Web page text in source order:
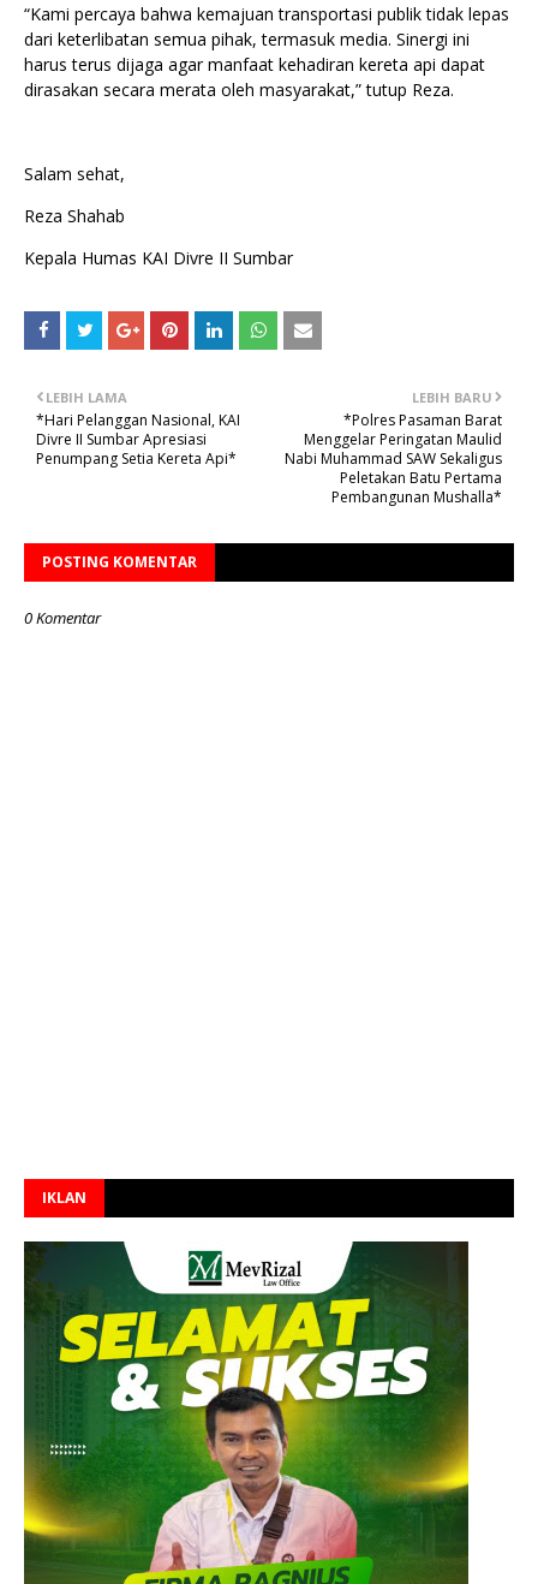
“Kami percaya bahwa kemajuan transportasi publik tidak lepas
dari keterlibatan semua pihak, termasuk media. Sinergi ini
harus terus dijaga agar manfaat kehadiran kereta api dapat
dirasakan secara merata oleh masyarakat,” tutup Reza.
Salam sehat,
Reza Shahab
Kepala Humas KAI Divre II Sumbar
LEBIH BARU
*Polres Pasaman Barat
Menggelar Peringatan Maulid
Nabi Muhammad SAW Sekaligus
Peletakan Batu Pertama
Pembangunan Mushalla*
LEBIH LAMA
*Hari Pelanggan Nasional, KAI
Divre II Sumbar Apresiasi
Penumpang Setia Kereta Api*
POSTING KOMENTAR
0 Komentar
IKLAN